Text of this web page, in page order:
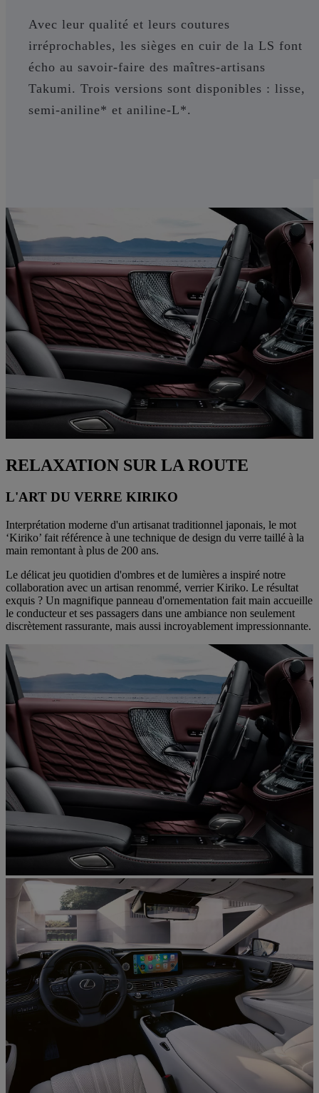
Avec leur qualité et leurs coutures
irréprochables, les sièges en cuir de la LS font
écho au savoir-faire des maîtres-artisans
Takumi. Trois versions sont disponibles : lisse,
semi-aniline* et aniline-L*.
RELAXATION SUR LA ROUTE
L'ART DU VERRE KIRIKO
Interprétation moderne d'un artisanat traditionnel japonais, le mot
‘Kiriko’ fait référence à une technique de design du verre taillé à la
main remontant à plus de 200 ans.
Le délicat jeu quotidien d'ombres et de lumières a inspiré notre
collaboration avec un artisan renommé, verrier Kiriko. Le résultat
exquis ? Un magnifique panneau d'ornementation fait main accueille
le conducteur et ses passagers dans une ambiance non seulement
discrètement rassurante, mais aussi incroyablement impressionnante.